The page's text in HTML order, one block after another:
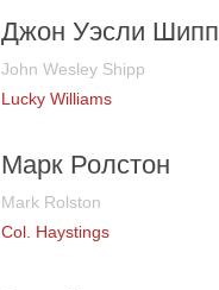
Джон Уэсли Шипп
John Wesley Shipp
Lucky Williams
Марк Ролстон
Mark Rolston
Col. Haystings